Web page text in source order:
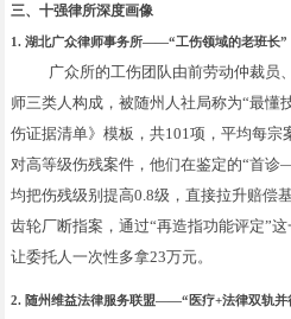
三、十强律所深度画像
1. 湖北广众律师事务所——“工伤领域的老班长”
广众所的工伤团队由前劳动仲裁员
师三类人构成，被随州人社局称为“最懂
伤证据清单》模板，共101项，平均每宗
对高等级伤残案件，他们在鉴定的“首
均把伤残级别提高0.8级，直接拉升赔偿
齿轮厂断指案，通过“再造指功能评定”
让委托人一次性多拿23万元。
2. 随州维益法律服务联盟——“医疗+法律双轨并